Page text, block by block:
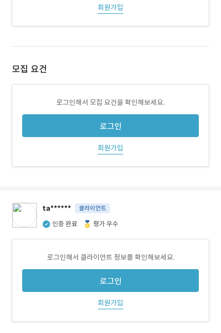
회원가입
모집 요건
로그인해서 모집 요건을 확인해보세요.
로그인
회원가입
ta****** 클라이언트
인증 완료 평가 우수
로그인해서 클라이언트 정보를 확인해보세요.
로그인
회원가입